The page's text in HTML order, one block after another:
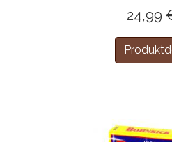
24,99